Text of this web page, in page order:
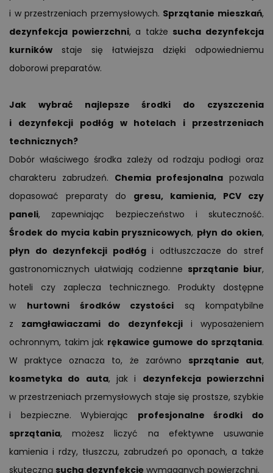
i w przestrzeniach przemysłowych. Sprzątanie mieszkań,
dezynfekcja powierzchni, a także sucha dezynfekcja
kurników staje się łatwiejsza dzięki odpowiedniemu
doborowi preparatów.
Jak wybrać najlepsze środki do czyszczenia
i dezynfekcji podłóg w hotelach i przestrzeniach
technicznych?
Dobór właściwego środka zależy od rodzaju podłogi oraz
charakteru zabrudzeń. Chemia profesjonalna pozwala
dopasować preparaty do gresu, kamienia, PCV czy
paneli, zapewniając bezpieczeństwo i skuteczność.
Środek do mycia kabin prysznicowych, płyn do okien,
płyn do dezynfekcji podłógi odtłuszczacze do stref
gastronomicznych ułatwiają codzienne sprzątanie biur,
hoteli czy zaplecza technicznego. Produkty dostępne
w hurtowni środków czystości są kompatybilne
z zamgławiaczami do dezynfekcjii wyposażeniem
ochronnym, takim jak rękawice gumowe do sprzątania.
W praktyce oznacza to, że zarówno sprzątanie aut,
kosmetyka do auta, jak i dezynfekcja powierzchni
w przestrzeniach przemysłowych staje się prostsze, szybkie
i bezpieczne. Wybierając profesjonalne środki do
sprzątania, możesz liczyć na efektywne usuwanie
kamienia i rdzy, tłuszczu, zabrudzeń po oponach, a także
skuteczną suchą dezynfekcję wymaganych powierzchni.